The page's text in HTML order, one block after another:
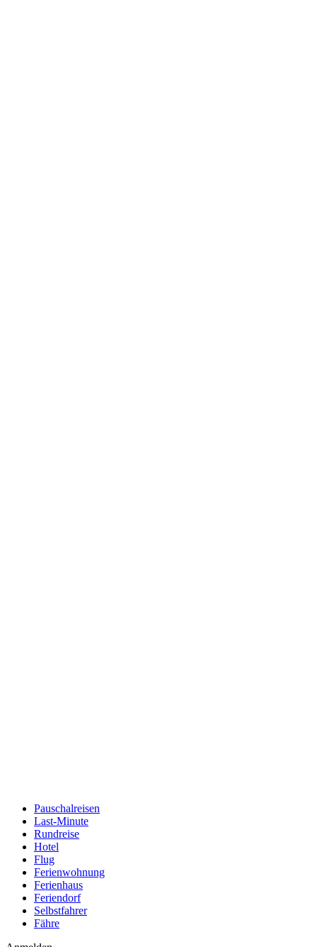
Pauschalreisen
Last-Minute
Rundreise
Hotel
Flug
Ferienwohnung
Ferienhaus
Feriendorf
Selbstfahrer
Fähre